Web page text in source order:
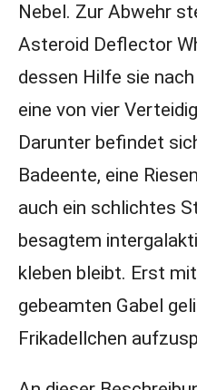
Nebel. Zur Abwehr
Asteroid Deflector
dessen Hilfe sie
eine von vier
Darunter befindet
Badeente, eine
auch ein schlichtes
besagtem
kleben bleibt. Erst
gebeamten Gabel
Frikadellchen